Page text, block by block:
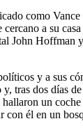
como
a su
John Hoffman
y a sus
tras dos días
un
con él en un